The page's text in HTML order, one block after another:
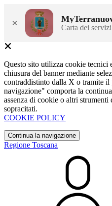
× Carta dei
Questo sito utilizza cookie tecnici
chiusura del banner mediante
contraddistinto dalla X o tramite il
navigazione" comporta la
assenza di cookie o altri
sopracitati.
COOKIE POLICY
Continua la navigazione
Regione Toscana